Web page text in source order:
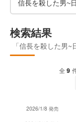
検索結果
「信長を殺した男
全9
2026/1/8 発売